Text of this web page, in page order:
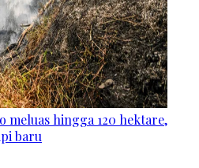
meluas hingga 120 hektare,
baru